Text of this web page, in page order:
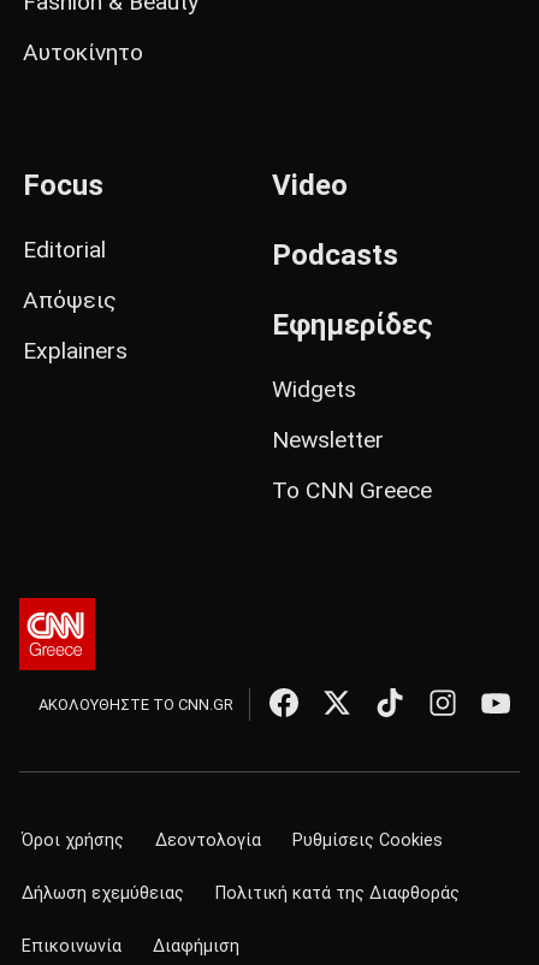
Αυτοκίνητο
Focus
Editorial
Απόψεις
Explainers
Video
Podcasts
Εφημερίδες
Widgets
Newsletter
Το CNN Greece
ΑΚΟΛΟΥΘΗΣΤΕ ΤΟ CNN.GR
Όροι χρήσης Δεοντολογία Ρυθμίσεις Cookies
Δήλωση εχεμύθειας Πολιτική κατά της Διαφθοράς
Επικοινωνία Διαφήμιση